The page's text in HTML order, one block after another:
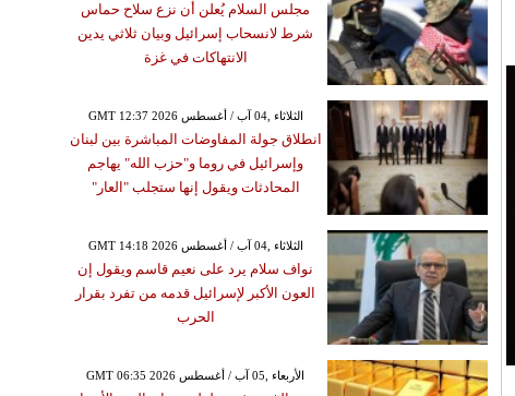
مجلس السلام يُعلن أن نزع سلاح حماس
شرط لانسحاب إسرائيل وبيان ثلاثي يدين
الانتهاكات في غزة
GMT 12:37 2026 الثلاثاء ,04 آب / أغسطس
انطلاق جولة المفاوضات المباشرة بين لبنان
وإسرائيل في روما و"حزب الله" يهاجم
المحادثات ويقول إنها ستجلب "العار"
GMT 14:18 2026 الثلاثاء ,04 آب / أغسطس
نواف سلام يرد على نعيم قاسم ويقول إن
العون الأكبر لإسرائيل قدمه من تفرد بقرار
الحرب
GMT 06:35 2026 الأربعاء ,05 آب / أغسطس